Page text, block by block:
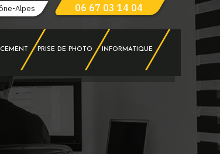
Alpes 06 67 03 14 04
PRISE DE PHOTO INFORMATIQUE